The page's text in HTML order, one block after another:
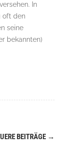
In
oft den
seine
bekannten)
BEITRÄGE →